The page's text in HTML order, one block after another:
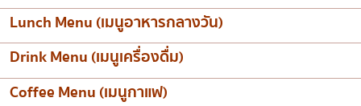
Lunch Menu (เมนูอาหารกลางวัน)
Drink Menu (เมนูเครื่องดื่ม)
Coffee Menu (เมนูกาแฟ)